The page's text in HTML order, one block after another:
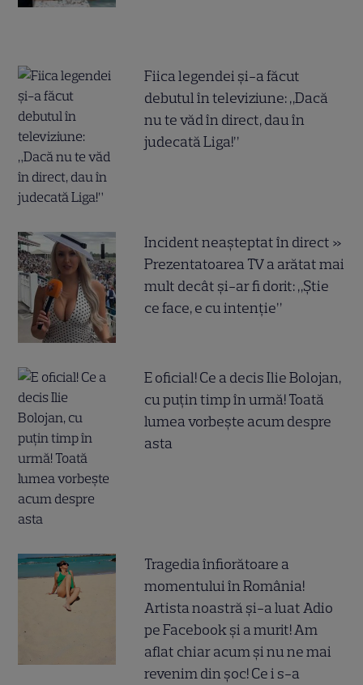
Fiica legendei și-a făcut
debutul în televiziune: „Dacă
nu te văd în direct, dau în
judecată Liga!”
Incident neașteptat în direct »
Prezentatoarea TV a arătat mai
mult decât și-ar fi dorit: „Știe
ce face, e cu intenție”
E oficial! Ce a decis Ilie Bolojan,
cu puțin timp în urmă! Toată
lumea vorbește acum despre
asta
Tragedia înfiorătoare a
momentului în România!
Artista noastră și-a luat Adio
pe Facebook și a murit! Am
aflat chiar acum și nu ne mai
revenim din șoc! Ce i s-a